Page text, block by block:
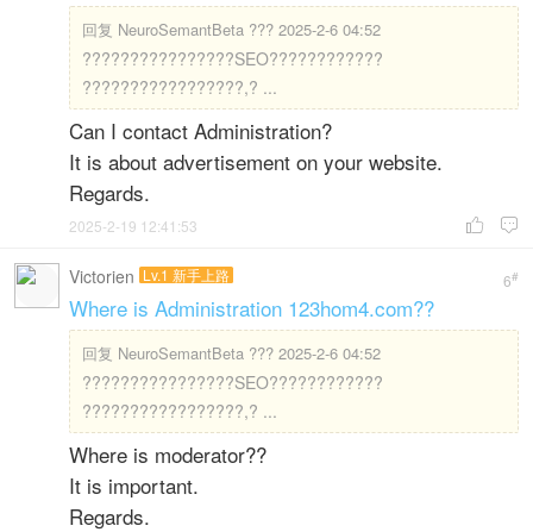
回复 NeuroSemantBeta ??? 2025-2-6 04:52
????????????????SEO????????????
?????????????????,? ...
Can I contact Administration?
It is about advertisement on your website.
Regards.
 
2025-2-19 12:41:53
6#
Victorien Lv.1 新手上路
Where is Administration 123hom4.com??
回复 NeuroSemantBeta ??? 2025-2-6 04:52
????????????????SEO????????????
?????????????????,? ...
Where is moderator??
It is important.
Regards.